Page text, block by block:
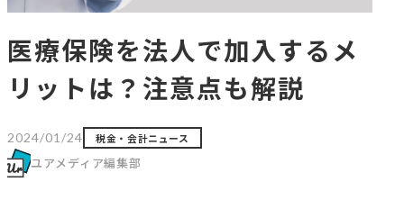
医療保険を法人で加入するメ
リットは？注意点も解説
2024/01/24 税金・会計ニュース
ユアメディア編集部